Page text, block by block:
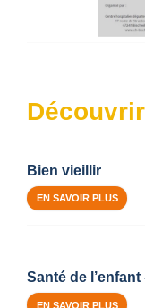
Bien vieillir
EN SAVOIR PLUS
Santé de l’enfant
EN SAVOIR PLUS